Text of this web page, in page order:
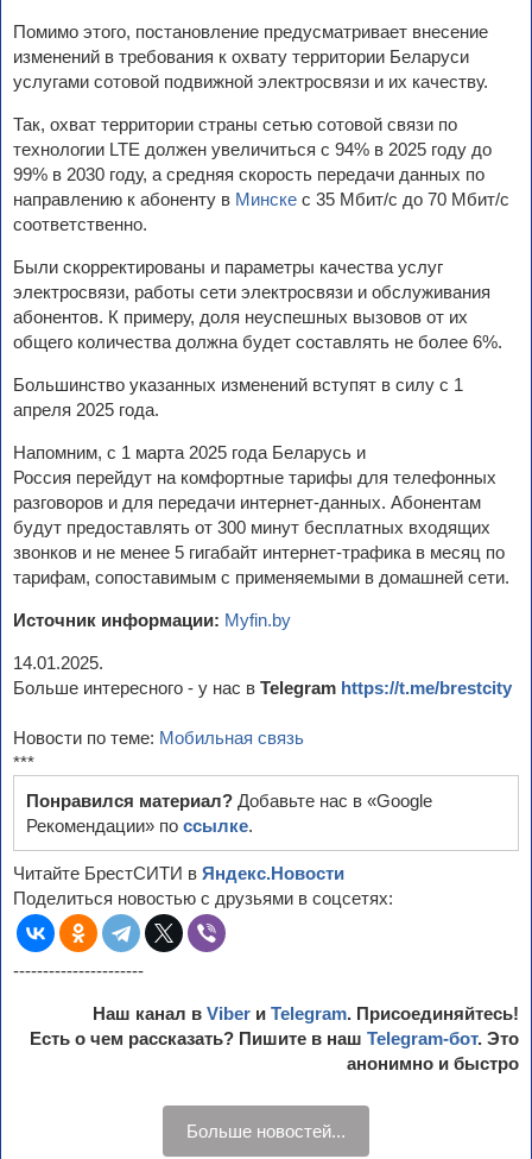
Помимо этого, постановление предусматривает внесение
изменений в требования к охвату территории Беларуси
услугами сотовой подвижной электросвязи и их качеству.
Так, охват территории страны сетью сотовой связи по
технологии LTE должен увеличиться с 94% в 2025 году до
99% в 2030 году, а средняя скорость передачи данных по
направлению к абоненту в Минске с 35 Мбит/с до 70 Мбит/с
соответственно.
Были скорректированы и параметры качества услуг
электросвязи, работы сети электросвязи и обслуживания
абонентов. К примеру, доля неуспешных вызовов от их
общего количества должна будет составлять не более 6%.
Большинство указанных изменений вступят в силу с 1
апреля 2025 года.
Напомним, с 1 марта 2025 года Беларусь и
Россия перейдут на комфортные тарифы для телефонных
разговоров и для передачи интернет-данных. Абонентам
будут предоставлять от 300 минут бесплатных входящих
звонков и не менее 5 гигабайт интернет-трафика в месяц по
тарифам, сопоставимым с применяемыми в домашней сети.
Источник информации: Myfin.by
14.01.2025.
Больше интересного - у нас в Telegram https://t.me/brestcity
Новости по теме: Мобильная связь
***
Понравился материал? Добавьте нас в «Google
Рекомендации» по ссылке.
Читайте БрестСИТИ в Яндекс.Новости
Поделиться новостью с друзьями в соцсетях:
----------------------
Наш канал в Viber и Telegram. Присоединяйтесь!
Есть о чем рассказать? Пишите в наш Telegram-бот. Это
анонимно и быстро
Больше новостей...